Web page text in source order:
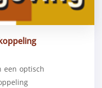
een optisch